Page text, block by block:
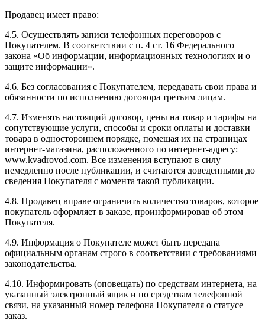
Продавец имеет право:
4.5. Осуществлять записи телефонных переговоров с
Покупателем. В соответствии с п. 4 ст. 16 Федерального
закона «Об информации, информационных технологиях и о
защите информации».
4.6. Без согласования с Покупателем, передавать свои права и
обязанности по исполнению договора третьим лицам.
4.7. Изменять настоящий договор, цены на товар и тарифы на
сопутствующие услуги, способы и сроки оплаты и доставки
товара в одностороннем порядке, помещая их на страницах
интернет-магазина, расположенного по интернет-адресу:
www.kvadrovod.com. Все изменения вступают в силу
немедленно после публикации, и считаются доведенными до
сведения Покупателя с момента такой публикации.
4.8. Продавец вправе ограничить количество товаров, которое
покупатель оформляет в заказе, проинформировав об этом
Покупателя.
4.9. Информация о Покупателе может быть передана
официальным органам строго в соответствии с требованиями
законодательства.
4.10. Информировать (оповещать) по средствам интернета, на
указанный электронный ящик и по средствам телефонной
связи, на указанный номер телефона Покупателя о статусе
заказ.